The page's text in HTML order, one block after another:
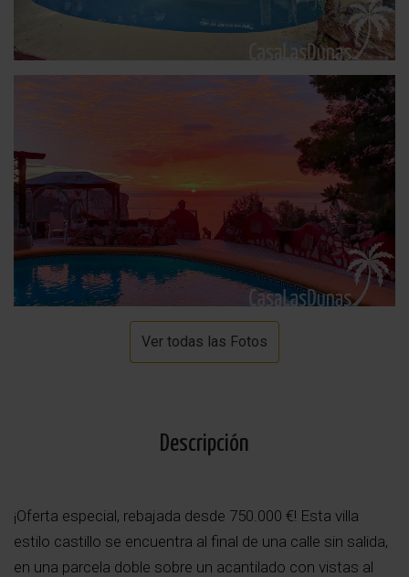
Ver todas las Fotos
Descripción
¡Oferta especial, rebajada desde 750.000 €! Esta villa
estilo castillo se encuentra al final de una calle sin salida,
en una parcela doble sobre un acantilado con vistas al